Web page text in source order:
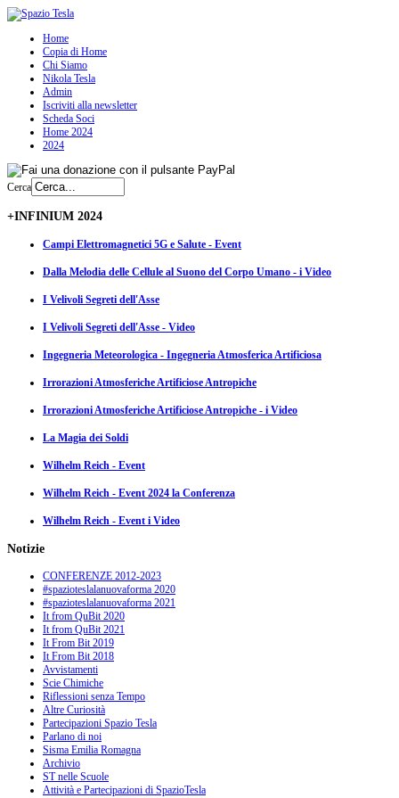
Home
Copia di Home
Chi Siamo
Nikola Tesla
Admin
Iscriviti alla newsletter
Scheda Soci
Home 2024
2024
Cerca
+INFINIUM 2024
Campi Elettromagnetici 5G e Salute - Event
Dalla Melodia delle Cellule al Suono del Corpo Umano - i Video
I Velivoli Segreti dell'Asse
I Velivoli Segreti dell'Asse - Video
Ingegneria Meteorologica - Ingegneria Atmosferica Artificiosa
Irrorazioni Atmosferiche Artificiose Antropiche
Irrorazioni Atmosferiche Artificiose Antropiche - i Video
La Magia dei Soldi
Wilhelm Reich - Event
Wilhelm Reich - Event 2024 la Conferenza
Wilhelm Reich - Event i Video
Notizie
CONFERENZE 2012-2023
#spazioteslalanuovaforma 2020
#spazioteslalanuovaforma 2021
It from QuBit 2020
It from QuBit 2021
It From Bit 2019
It From Bit 2018
Avvistamenti
Scie Chimiche
Riflessioni senza Tempo
Altre Curiosità
Partecipazioni Spazio Tesla
Parlano di noi
Sisma Emilia Romagna
Archivio
ST nelle Scuole
Attività e Partecipazioni di SpazioTesla